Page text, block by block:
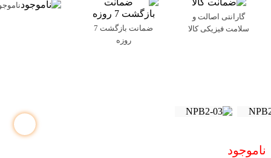
گارانتی اصالت و
سلامت فیزیکی کالا
ضمانت بازگشت 7
روزه
ناموجود